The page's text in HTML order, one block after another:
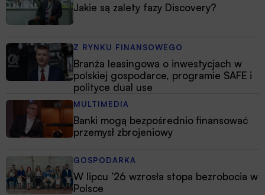
Jakie są zalety fazy Discovery?
Z RYNKU FINANSOWEGO
Branża leasingowa o inwestycjach w
polskiej gospodarce, programie SAFE i
polityce dual use
MULTIMEDIA
Banki mogą bezpośrednio finansować
przemysł zbrojeniowy
GOSPODARKA
W lipcu ’26 wzrosła stopa bezrobocia w
Polsce